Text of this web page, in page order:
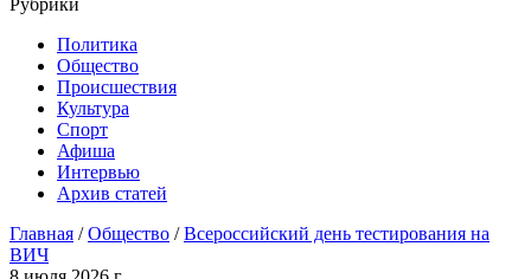
Рубрики
Политика
Общество
Проиcшествия
Культура
Спорт
Афиша
Интервью
Архив статей
Главная /Общество /Всероссийский день тестирования на
ВИЧ